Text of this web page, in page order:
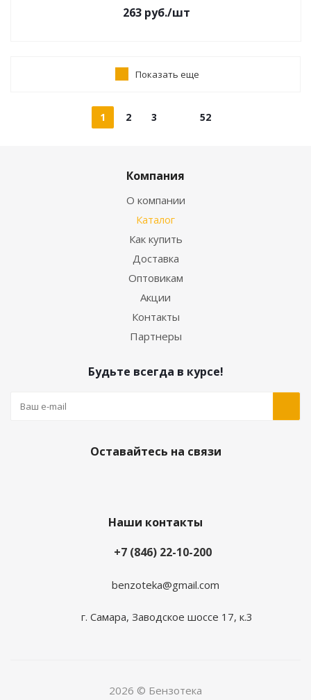
263руб./шт
Показать еще
1 2 3 52
Компания
О компании
Каталог
Как купить
Доставка
Оптовикам
Акции
Контакты
Партнеры
Будьте всегда в курсе!
Оставайтесь на связи
Наши контакты
+7 (846) 22-10-200
benzoteka@gmail.com
г. Самара, Заводское шоссе 17, к.3
2026 © Бензотека